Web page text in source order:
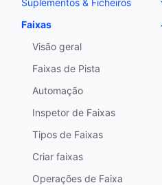
Suplementos & Ficheiros
Faixas
Visão geral
Faixas de Pista
Automação
Inspetor de Faixas
Tipos de Faixas
Criar faixas
Operações de Faixa